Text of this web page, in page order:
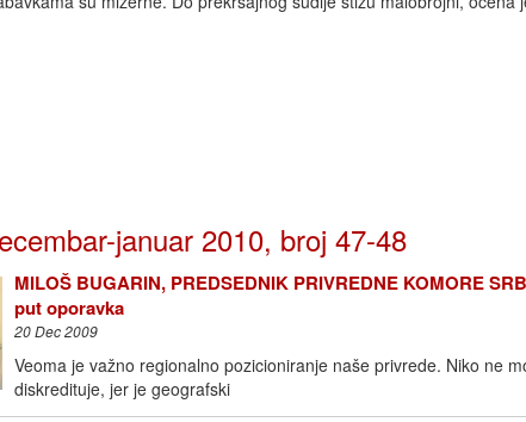
januar 2010, broj 47-48
MILOŠ BUGARIN, PREDSEDNIK PRIVREDNE KOMORE
put oporavka
20 Dec 2009
Veoma je važno regionalno pozicioniranje naše privrede. Niko ne
diskredituje, jer je geografski